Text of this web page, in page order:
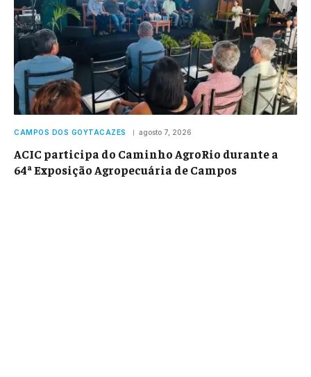
CAMPOS DOS GOYTACAZES agosto 7, 2026
ACIC participa do Caminho AgroRio durante a
64ª Exposição Agropecuária de Campos